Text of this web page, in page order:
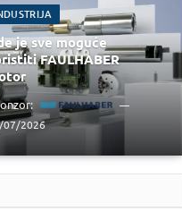
je sve moguće
FAULHABER
07/2026